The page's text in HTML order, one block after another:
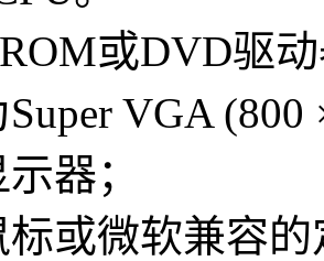
或DVD驱
VGA
器；
或微软兼容